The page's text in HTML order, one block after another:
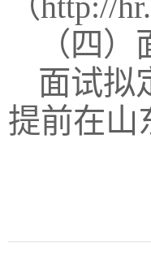
（四
面试拟
提前在山